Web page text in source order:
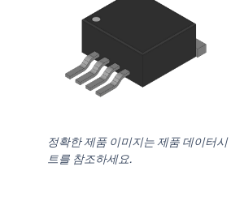
정확한 제품 이미지는 제품 데이터시
트를 참조하세요.